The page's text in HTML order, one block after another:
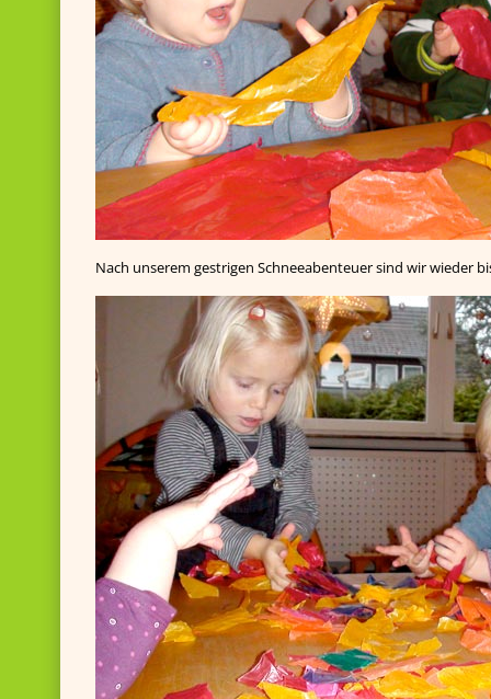
Nach unserem gestrigen Schneeabenteuer sind wir wieder